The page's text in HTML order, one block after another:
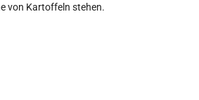
von Kartoffeln stehen.